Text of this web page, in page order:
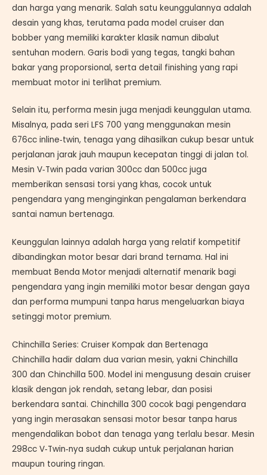
dan harga yang menarik. Salah satu keunggulannya adalah
desain yang khas, terutama pada model cruiser dan
bobber yang memiliki karakter klasik namun dibalut
sentuhan modern. Garis bodi yang tegas, tangki bahan
bakar yang proporsional, serta detail finishing yang rapi
membuat motor ini terlihat premium.
Selain itu, performa mesin juga menjadi keunggulan utama.
Misalnya, pada seri LFS 700 yang menggunakan mesin
676cc inline‑twin, tenaga yang dihasilkan cukup besar untuk
perjalanan jarak jauh maupun kecepatan tinggi di jalan tol.
Mesin V‑Twin pada varian 300cc dan 500cc juga
memberikan sensasi torsi yang khas, cocok untuk
pengendara yang menginginkan pengalaman berkendara
santai namun bertenaga.
Keunggulan lainnya adalah harga yang relatif kompetitif
dibandingkan motor besar dari brand ternama. Hal ini
membuat Benda Motor menjadi alternatif menarik bagi
pengendara yang ingin memiliki motor besar dengan gaya
dan performa mumpuni tanpa harus mengeluarkan biaya
setinggi motor premium.
Chinchilla Series: Cruiser Kompak dan Bertenaga
Chinchilla hadir dalam dua varian mesin, yakni Chinchilla
300 dan Chinchilla 500. Model ini mengusung desain cruiser
klasik dengan jok rendah, setang lebar, dan posisi
berkendara santai. Chinchilla 300 cocok bagi pengendara
yang ingin merasakan sensasi motor besar tanpa harus
mengendalikan bobot dan tenaga yang terlalu besar. Mesin
298cc V‑Twin‑nya sudah cukup untuk perjalanan harian
maupun touring ringan.